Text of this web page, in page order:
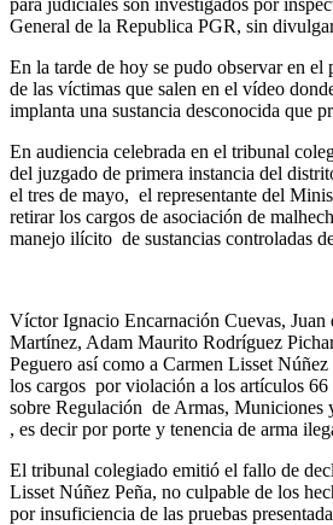
General de la Republica PGR, sin
En la tarde de hoy se pudo observar en
de las víctimas que salen en el vídeo
implanta una sustancia desconocida que
En audiencia celebrada en el tribunal
del juzgado de primera instancia del
el tres de mayo, el representante del
retirar los cargos de asociación de
manejo ilícito de sustancias controladas
Víctor Ignacio Encarnación Cuevas, Juan
Martínez, Adam Maurito Rodríguez
Peguero así como a Carmen Lisset Núñez
los cargos por violación a los artículos
sobre Regulación de Armas, Municiones
, es decir por porte y tenencia de arma
El tribunal colegiado emitió el fallo de
Lisset Núñez Peña, no culpable de los
por insuficiencia de las pruebas